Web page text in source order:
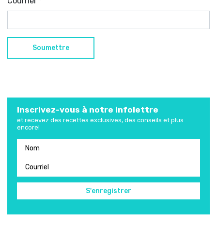
Inscrivez-vous à notre infolettre
et recevez des recettes exclusives, des conseils et plus
encore!